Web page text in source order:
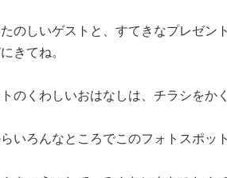
のしいゲストと、すてきなプレゼン
きてね。
のくわしいおはなしは、チラシをか
いろんなところでこのフォトスポッ